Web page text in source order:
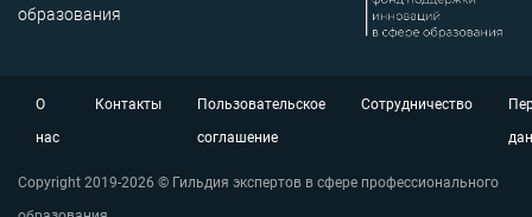
образования
Copyright 2019-2026 © Гильдия экспертов в сфере профессионального
О
нас
Контакты
Пользовательское
соглашение
Сотрудничество